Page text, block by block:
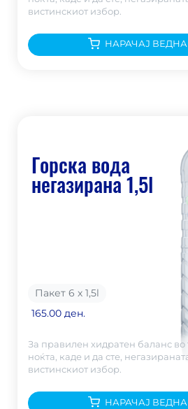
вистинскиот избор.
НАРАЧАЈ
Горска вода
негазирана 1,5l
Пакет 6 х 1,5l
165.00 ден.
За правилен хидратен баланс во
ноќта, каде и да сте,
вистинскиот избор.
НАРАЧАЈ